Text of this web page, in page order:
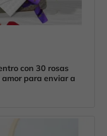
con 30 rosas
para enviar a